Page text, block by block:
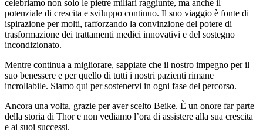
celebriamo non solo le pietre miliari raggiunte, ma anche il
potenziale di crescita e sviluppo continuo. Il suo viaggio è fonte di
ispirazione per molti, rafforzando la convinzione del potere di
trasformazione dei trattamenti medici innovativi e del sostegno
incondizionato.
Mentre continua a migliorare, sappiate che il nostro impegno per il
suo benessere e per quello di tutti i nostri pazienti rimane
incrollabile. Siamo qui per sostenervi in ogni fase del percorso.
Ancora una volta, grazie per aver scelto Beike. È un onore far parte
della storia di Thor e non vediamo l’ora di assistere alla sua crescita
e ai suoi successi.